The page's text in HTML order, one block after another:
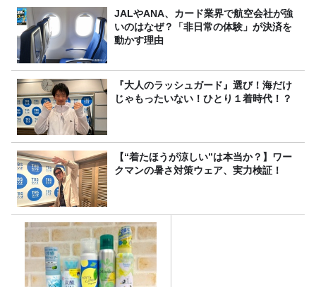
JALやANA、カード業界で航空会社が強
いのはなぜ？「非日常の体験」が決済を
動かす理由
『大人のラッシュガード』選び！海だけ
じゃもったいない！ひとり１着時代！？
【“着たほうが涼しい”は本当か？】ワー
クマンの暑さ対策ウェア、実力検証！